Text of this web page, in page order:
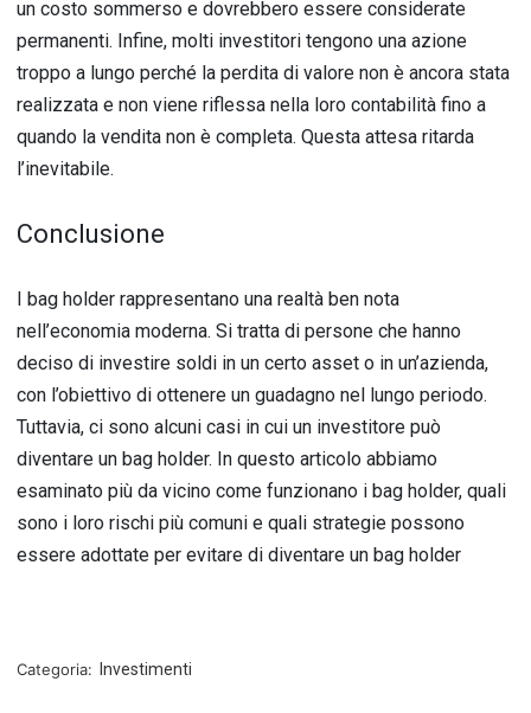
un costo sommerso e dovrebbero essere considerate
permanenti. Infine, molti investitori tengono una azione
troppo a lungo perché la perdita di valore non è ancora stata
realizzata e non viene riflessa nella loro contabilità fino a
quando la vendita non è completa. Questa attesa ritarda
l’inevitabile.
Conclusione
I bag holder rappresentano una realtà ben nota
nell’economia moderna. Si tratta di persone che hanno
deciso di investire soldi in un certo asset o in un’azienda,
con l’obiettivo di ottenere un guadagno nel lungo periodo.
Tuttavia, ci sono alcuni casi in cui un investitore può
diventare un bag holder. In questo articolo abbiamo
esaminato più da vicino come funzionano i bag holder, quali
sono i loro rischi più comuni e quali strategie possono
essere adottate per evitare di diventare un bag holder
Categoria: Investimenti